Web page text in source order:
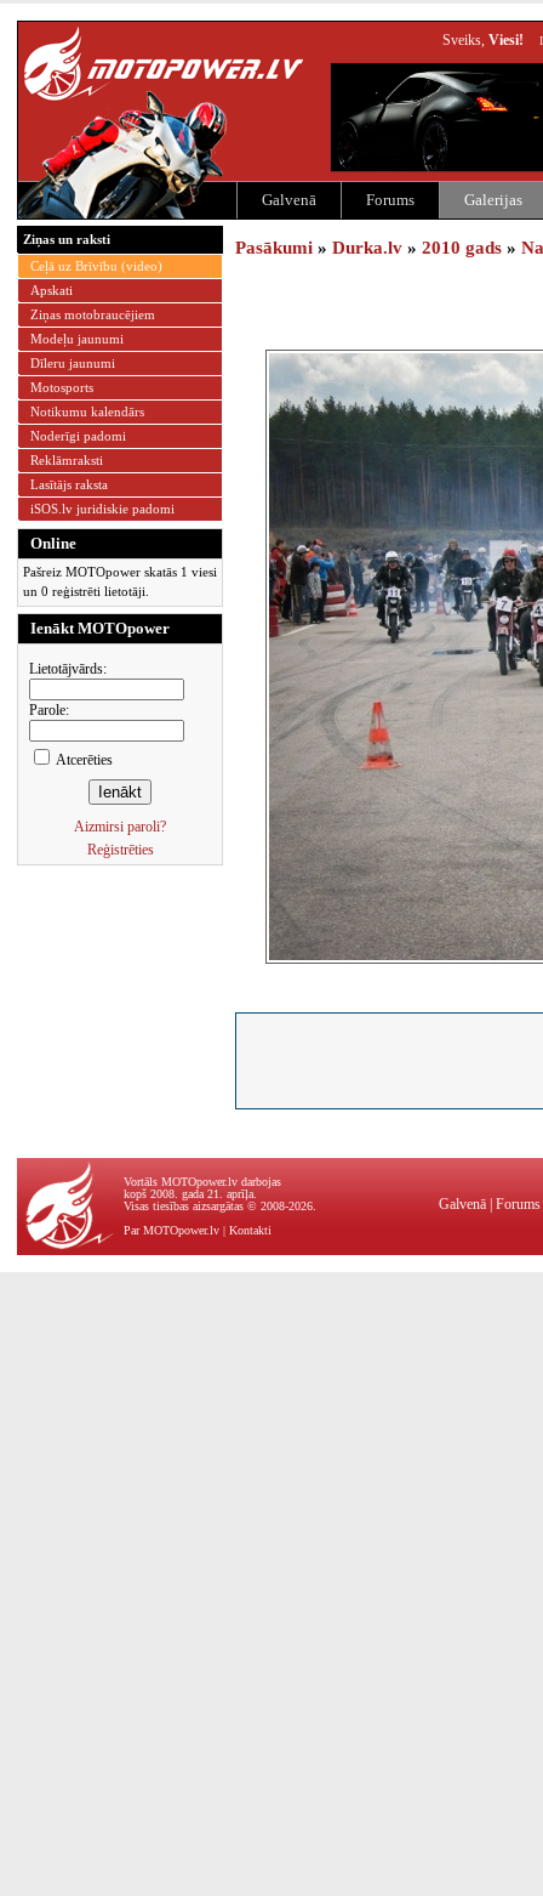
Sveiks, Viesi!
Galvenā Forums Galerijas
Ziņas un raksti
Ceļā uz Brīvību (video)
Apskati
Ziņas motobraucējiem
Modeļu jaunumi
Dīleru jaunumi
Motosports
Notikumu kalendārs
Noderīgi padomi
Reklāmraksti
Lasītājs raksta
iSOS.lv juridiskie padomi
Online
Pašreiz MOTOpower skatās 1 viesi
un 0 reģistrēti lietotāji.
Ienākt MOTOpower
Lietotājvārds:
Parole:
Atcerēties
Aizmirsi paroli?
Reģistrēties
Pasākumi » Durka.lv » 2010 gads »
Vortāls MOTOpower.lv darbojas
kopš 2008. gada 21. aprīļa.
Visas tiesības aizsargātas © 2008-2026.
Par MOTOpower.lv | Kontakti
Galvenā Forums